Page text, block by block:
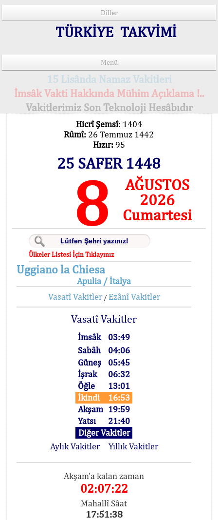
Diller
TÜRKİYE TAKVİMİ
Menü
15 Lisânda Namaz Vakitleri
İmsâk Vakti Hakkında Mühim Açıklama !..
Vakitlerimiz Son Teknoloji Hesâbıdır
Hicrî Şemsî: 1404
Rûmî: 26 Temmuz 1442
Hızır: 95
25 SAFER 1448
8
AĞUSTOS
2026
Cumartesi
Ülkeler Listesi İçin Tıklayınız
Uggiano la Chiesa
Apulia / İtalya
Vasatî Vakitler/ Ezânî Vakitler
Vasatî Vakitler
İmsâk
03:49
Sabâh
04:06
Güneş
05:45
İşrak
06:32
Öğle
13:01
İkindi
16:53
Akşam 19:59
Yatsı
21:40
Diğer Vakitler
Aylık Vakitler
Yıllık Vakitler
Akşam'a kalan zaman
02:07:21
Mahallî Sâat
17:51:39